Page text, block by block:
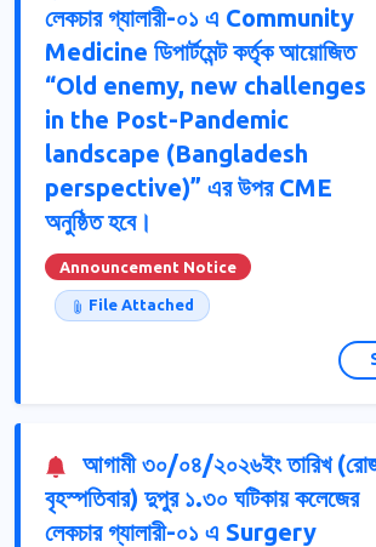
লেকচার গ্যালারী-০১ এ Community
Medicine ডিপার্টমেন্ট কর্তৃক আয়োজিত
“Old enemy, new challenges
in the Post-Pandemic
landscape (Bangladesh
perspective)” এর উপর CME
অনুষ্ঠিত হবে।
Announcement Notice
File Attached
আগামী ৩০/০৪/২০২৬ইং তারিখ
বৃহস্পতিবার) দুপুর ১.৩০ ঘটিকায় কলেজের
লেকচার গ্যালারী-০১ এ Surgery